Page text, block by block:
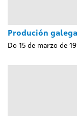
Produción galega
Do 15 de marzo de